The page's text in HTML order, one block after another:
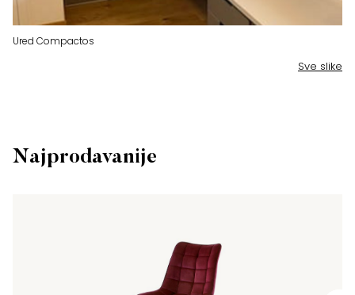
Ured Compactos
Sve slike
Najprodavanije